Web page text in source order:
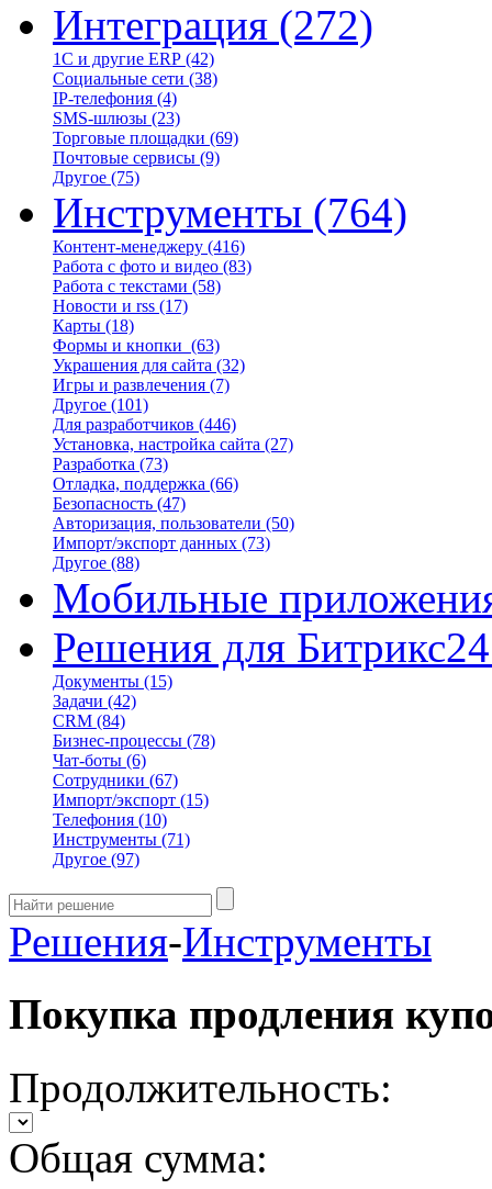
Интеграция (272)
1С и другие ERP (42)
Социальные сети (38)
IP-телефония (4)
SMS-шлюзы (23)
Торговые площадки (69)
Почтовые сервисы (9)
Другое (75)
Инструменты (764)
Контент-менеджеру (416)
Работа с фото и видео (83)
Работа с текстами (58)
Новости и rss (17)
Карты (18)
Формы и кнопки (63)
Украшения для сайта (32)
Игры и развлечения (7)
Другое (101)
Для разработчиков (446)
Установка, настройка сайта (27)
Разработка (73)
Отладка, поддержка (66)
Безопасность (47)
Авторизация, пользователи (50)
Импорт/экспорт данных (73)
Другое (88)
Мобильные
Решения для Битрикс24
Документы (15)
Задачи (42)
CRM (84)
Бизнес-процессы (78)
Чат-боты (6)
Сотрудники (67)
Импорт/экспорт (15)
Телефония (10)
Инструменты (71)
Другое (97)
Решения-Инструменты
Покупка продления
Продолжительность:
Общая сумма: